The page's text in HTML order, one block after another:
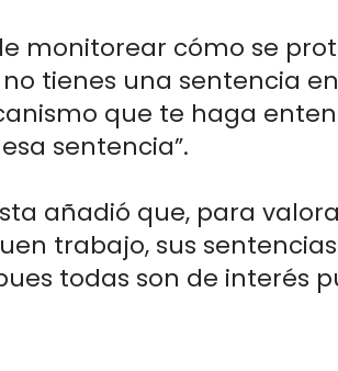
monitorear cómo se
tienes una sentencia
que te haga
sentencia”.
añadió que, para
trabajo, sus
todas son de interés